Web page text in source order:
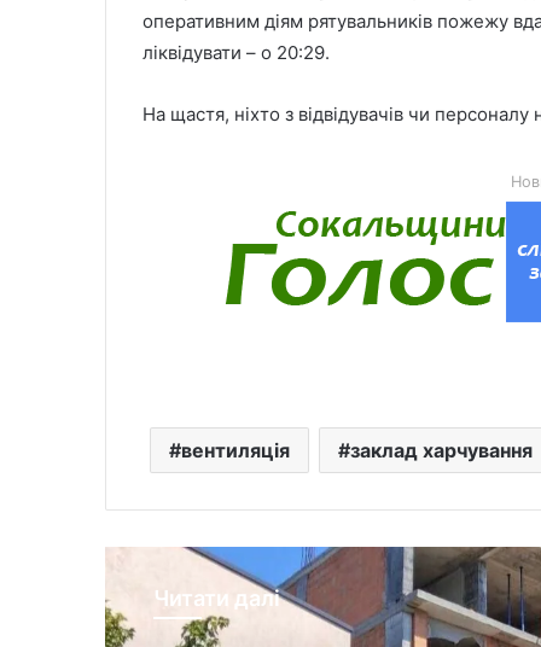
оперативним діям рятувальників пожежу
ліквідувати – о 20:29.
На щастя, ніхто з відвідувачів чи
вентиляція заклад харчування
Читати далі